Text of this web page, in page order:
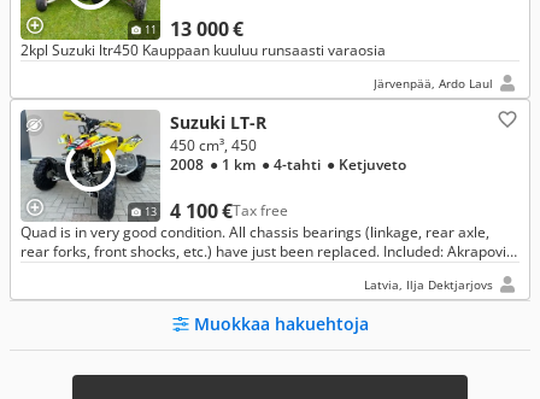
11 13 000 €
2kpl Suzuki ltr450 Kauppaan kuuluu runsaasti varaosia
Järvenpää, Ardo Laul
13
Suzuki LT-R
4 100 €Tax free
450 cm³, 450
2008 ● 1 km ● 4-tahti ● Ketjuveto
Quad is in very good condition. All chassis bearings (linkage, rear axle,
rear forks, front shocks, etc.) have just been replaced. Included: Akrapovic
Latvia, Ilja Dektjarjovs
Muokkaa hakuehtoja